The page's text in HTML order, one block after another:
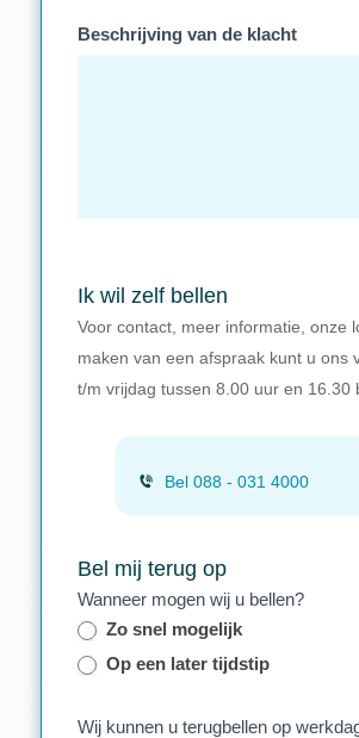
Beschrijving van de klacht
Ik wil zelf bellen
Voor contact, meer informatie, onze
maken van een afspraak kunt u ons
t/m vrijdag tussen 8.00 uur en 16.30
Bel 088 - 031 4000
Bel mij terug op
Wanneer mogen wij u bellen?
Zo snel mogelijk
Op een later tijdstip
Wij kunnen u terugbellen op